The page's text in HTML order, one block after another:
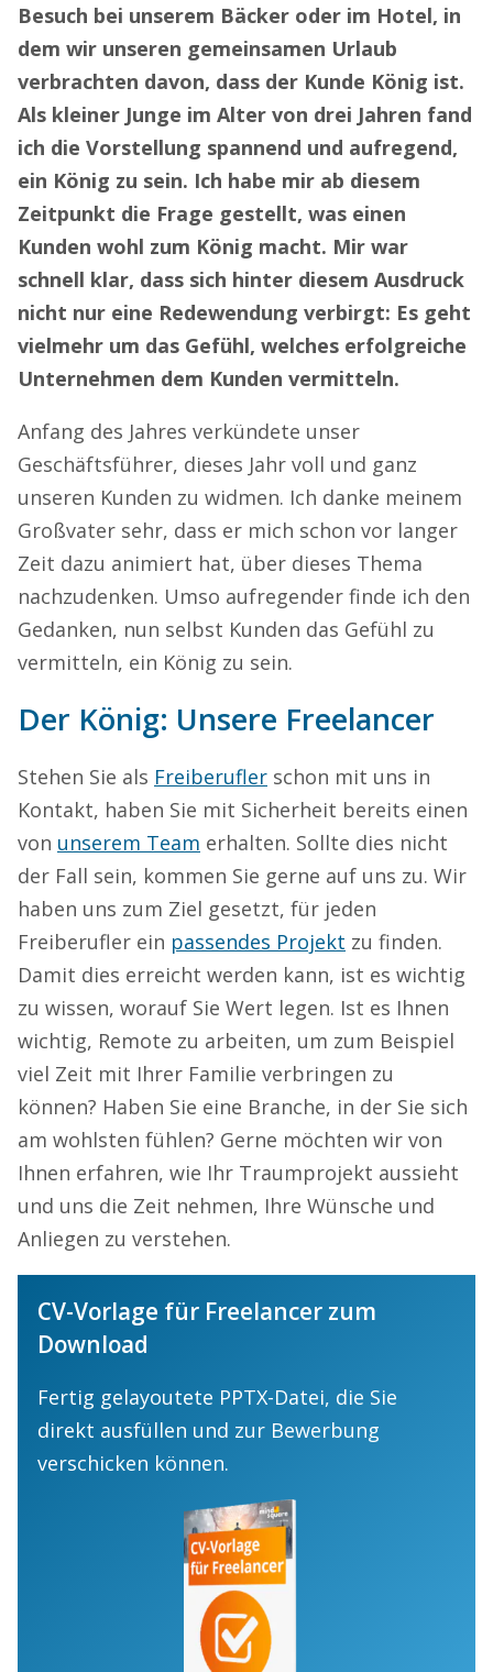
Besuch bei unserem Bäcker oder im Hotel, in
dem wir unseren gemeinsamen Urlaub
verbrachten davon, dass der Kunde König ist.
Als kleiner Junge im Alter von drei Jahren fand
ich die Vorstellung spannend und aufregend,
ein König zu sein. Ich habe mir ab diesem
Zeitpunkt die Frage gestellt, was einen
Kunden wohl zum König macht. Mir war
schnell klar, dass sich hinter diesem Ausdruck
nicht nur eine Redewendung verbirgt: Es geht
vielmehr um das Gefühl, welches erfolgreiche
Unternehmen dem Kunden vermitteln.
Anfang des Jahres verkündete unser
Geschäftsführer, dieses Jahr voll und ganz
unseren Kunden zu widmen. Ich danke meinem
Großvater sehr, dass er mich schon vor langer
Zeit dazu animiert hat, über dieses Thema
nachzudenken. Umso aufregender finde ich den
Gedanken, nun selbst Kunden das Gefühl zu
vermitteln, ein König zu sein.
Der König: Unsere Freelancer
Stehen Sie als Freiberufler schon mit uns in
Kontakt, haben Sie mit Sicherheit bereits einen
von unserem Team erhalten. Sollte dies nicht
der Fall sein, kommen Sie gerne auf uns zu. Wir
haben uns zum Ziel gesetzt, für jeden
Freiberufler ein passendes Projekt zu finden.
Damit dies erreicht werden kann, ist es wichtig
zu wissen, worauf Sie Wert legen. Ist es Ihnen
wichtig, Remote zu arbeiten, um zum Beispiel
viel Zeit mit Ihrer Familie verbringen zu
können? Haben Sie eine Branche, in der Sie sich
am wohlsten fühlen? Gerne möchten wir von
Ihnen erfahren, wie Ihr Traumprojekt aussieht
und uns die Zeit nehmen, Ihre Wünsche und
Anliegen zu verstehen.
CV-Vorlage für Freelancer zum
Download
Fertig gelayoutete PPTX-Datei, die Sie
direkt ausfüllen und zur Bewerbung
verschicken können.